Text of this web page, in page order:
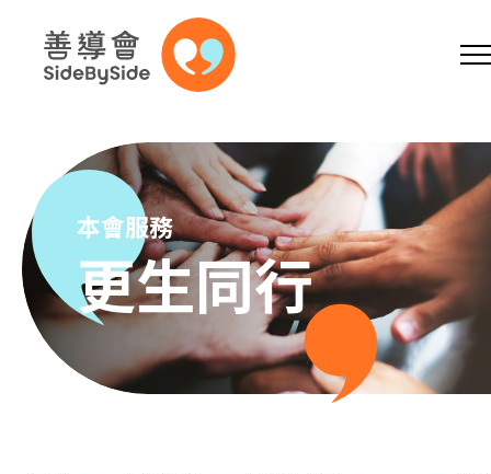
跳到內容（按回車鍵）
A A A EN 繁 简
主頁
本會服務
更生同行